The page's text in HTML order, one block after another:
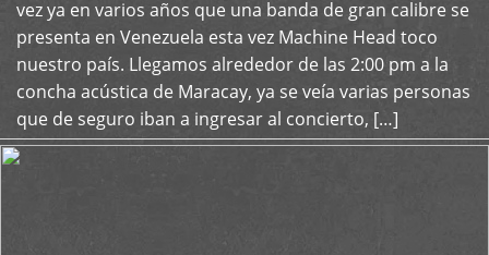
vez ya en varios años que una banda de gran calibre se
presenta en Venezuela esta vez Machine Head toco
nuestro país. Llegamos alrededor de las 2:00 pm a la
concha acústica de Maracay, ya se veía varias personas
que de seguro iban a ingresar al concierto, […]